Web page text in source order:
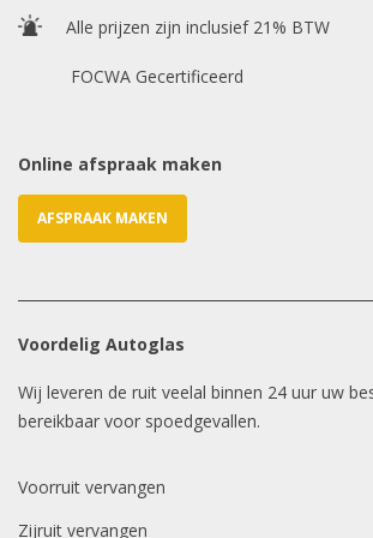
Alle prijzen zijn inclusief 21% BTW
FOCWA Gecertificeerd
Online afspraak maken
AFSPRAAK MAKEN
Voordelig Autoglas
Wij leveren de ruit veelal binnen 24 uur uw
bereikbaar voor spoedgevallen.
Voorruit vervangen
Zijruit vervangen